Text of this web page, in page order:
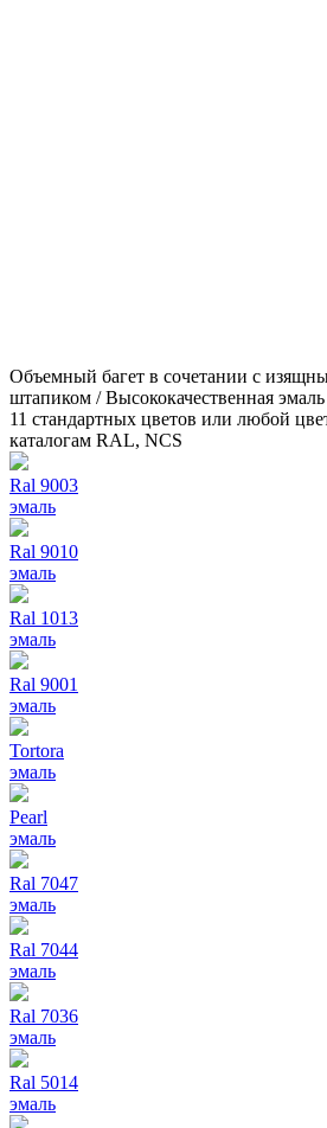
Объемный багет в сочетании с
штапиком / Высококачественная эмаль
11 стандартных цветов или любой
каталогам RAL, NCS
Ral 9003
эмаль
Ral 9010
эмаль
Ral 1013
эмаль
Ral 9001
эмаль
Tortora
эмаль
Pearl
эмаль
Ral 7047
эмаль
Ral 7044
эмаль
Ral 7036
эмаль
Ral 5014
эмаль